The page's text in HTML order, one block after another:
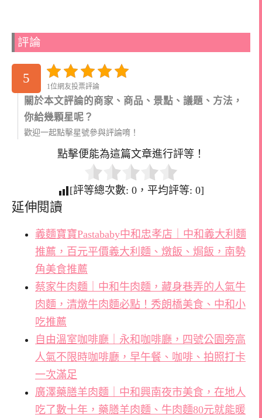
評論
5
1位網友投票評論
關於本文評論的商家、商品、景點、議題、方法，
你給幾顆星呢？
歡迎一起點擊星號參與評論唷！
點擊便能為這篇文章進行評等！
[評等總次數: 0 ，平均評等: 0]
延伸閱讀
義麵寶寶Pastababy中和忠孝店｜中和義大利麵
推薦，百元平價義大利麵、燉飯、焗飯，南勢
角美食推薦
蔡家牛肉麵｜中和牛肉麵，藏身巷弄的人氣牛
肉麵，清燉牛肉麵必點！秀朗橋美食、中和小
吃推薦
自由溫室咖啡廳｜永和咖啡廳，四號公園旁高
人氣不限時咖啡廳，早午餐、咖啡、拍照打卡
一次滿足
廣澤藥膳羊肉麵｜中和興南夜市美食，在地人
吃了數十年，藥膳羊肉麵、牛肉麵80元就能暖